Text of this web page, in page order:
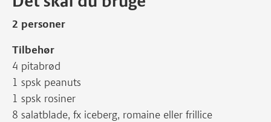
2 personer
Tilbehør
4 pitabrød
1 spsk peanuts
1 spsk rosiner
8 salatblade, fx iceberg, romaine eller frillice